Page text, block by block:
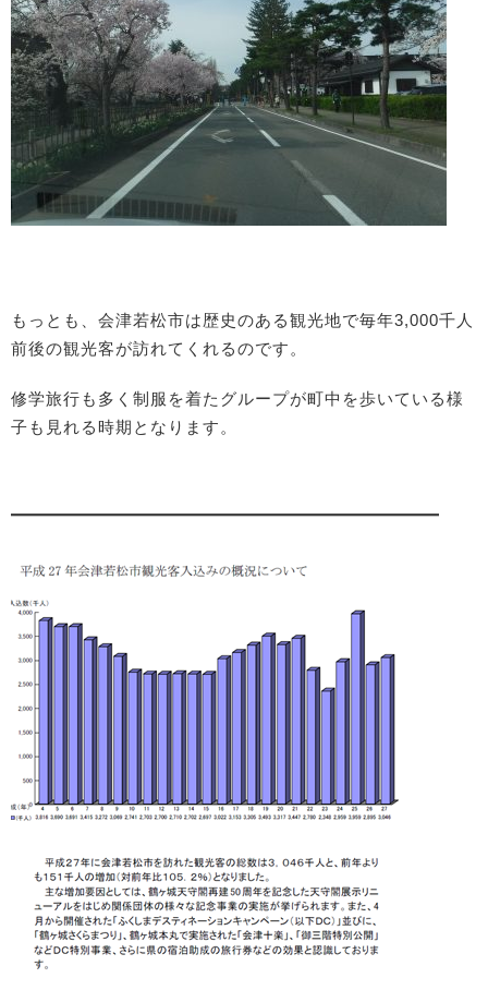
もっとも、会津若松市は歴史のある観光地で毎年3,000千人
前後の観光客が訪れてくれるのです。
修学旅行も多く制服を着たグループが町中を歩いている様
子も見れる時期となります。